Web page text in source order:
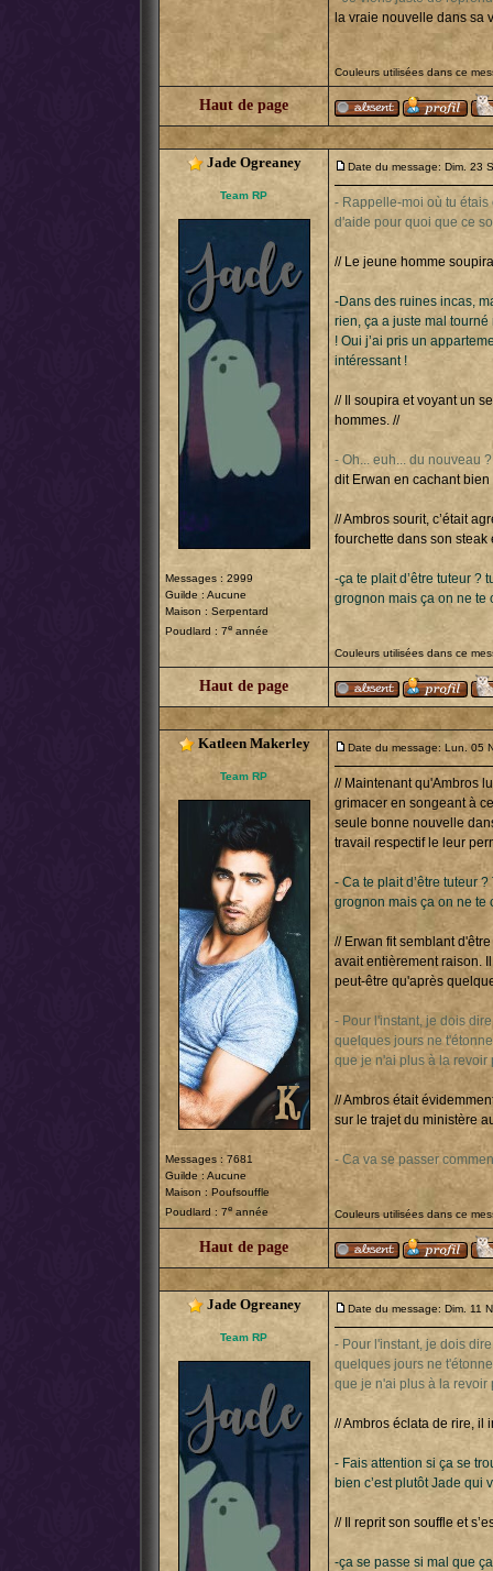
la vraie nouvelle dans sa
Couleurs utilisées dans ce
Haut de page
Jade Ogreaney
Team RP
Messages : 2999
Guilde : Aucune
Maison : Serpentard
Poudlard : 7e année
Date du message: Dim. 23
- Rappelle-moi où tu étais
d'aide pour quoi que ce
// Le jeune homme
-Dans des ruines incas,
rien, ça a juste mal tourné
! Oui j’ai pris un
intéressant !
// Il soupira et voyant un
hommes. //
- Oh... euh... du nouveau
dit Erwan en cachant
// Ambros sourit, c’était
fourchette dans son steak
-ça te plait d’être tuteur ?
grognon mais ça on ne te
Couleurs utilisées dans ce
Haut de page
Katleen Makerley
Team RP
Messages : 7681
Guilde : Aucune
Maison : Poufsouffle
Poudlard : 7e année
Date du message: Lun. 05
// Maintenant qu'Ambros
grimacer en songeant à
seule bonne nouvelle
travail respectif le leur
- Ca te plait d’être tuteur
grognon mais ça on ne te
// Erwan fit semblant
avait entièrement raison.
peut-être qu'après
- Pour l'instant, je dois
quelques jours ne
que je n'ai plus à la revoir
// Ambros était
sur le trajet du ministère
- Ca va se passer
Couleurs utilisées dans ce
Haut de page
Jade Ogreaney
Team RP
Date du message: Dim. 11
- Pour l'instant, je dois
quelques jours ne
que je n'ai plus à la revoir
// Ambros éclata de rire, il
- Fais attention si ça se
bien c’est plutôt Jade qui
// Il reprit son souffle et
-ça se passe si mal que